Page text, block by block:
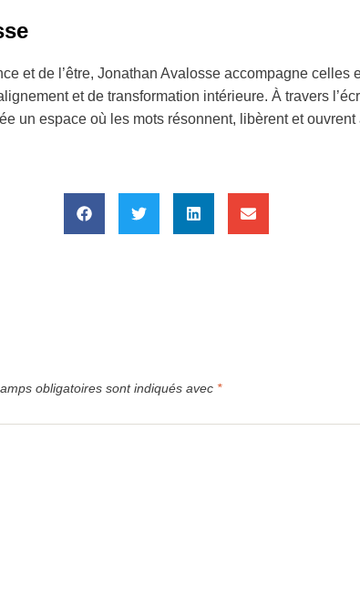
et de l’être, Jonathan Avalosse accompagne celles
et de transformation intérieure. À travers
un espace où les mots résonnent, libèrent et ouvrent
obligatoires sont indiqués avec *